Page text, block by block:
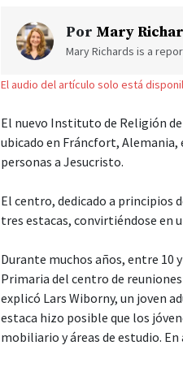
Por Mary
Mary Richards is a
El audio del artículo solo está
El nuevo Instituto de Religión
ubicado en Fráncfort, Alemania,
personas a Jesucristo.
El centro, dedicado a principios
tres estacas, convirtiéndose en
Durante muchos años, entre 10
Primaria del centro de
explicó Lars Wiborny, un joven
estaca hizo posible que los
mobiliario y áreas de estudio.